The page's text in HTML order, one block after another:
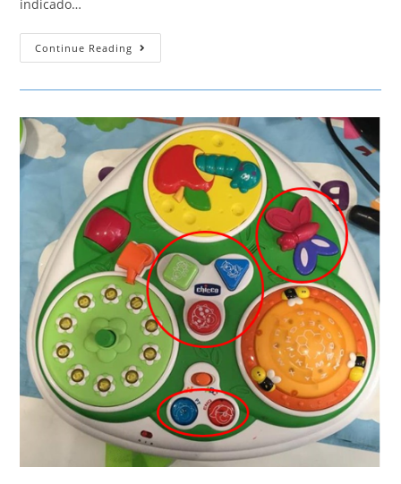
indicado…
Continue Reading Xilofone